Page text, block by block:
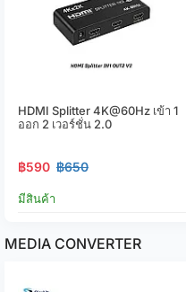
HDMI Splitter 4K@60Hz เข้า 1
ออก 2 เวอร์ชั่น 2.0
฿590 ฿650
มีสินค้า
MEDIA CONVERTER